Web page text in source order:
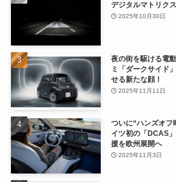
デジタルマトリク
2025年10月30日
夜の街を駆ける電
ミ「ダークサイド
せる新たな顔！
2025年11月11日
ついに“ハンズオフ
イツ初の「DCAS
援を欧州展開へ
2025年11月3日